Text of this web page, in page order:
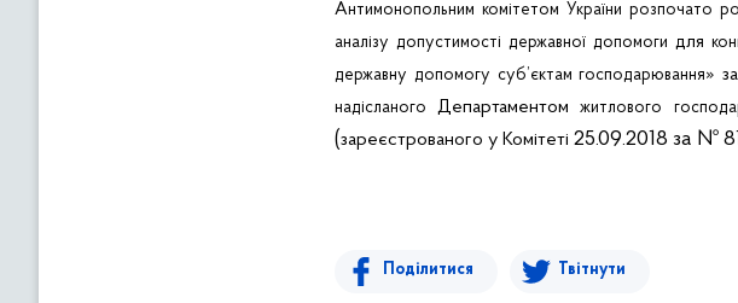
Антимонопольним комітетом України розпочато
аналізу допустимості державної допомоги для
державну допомогу суб’єктам господарювання»
надісланого Департаментомжитлового
(зареєстрованого у Комітеті 25.09.2018 за №
Поділитися Твітнути